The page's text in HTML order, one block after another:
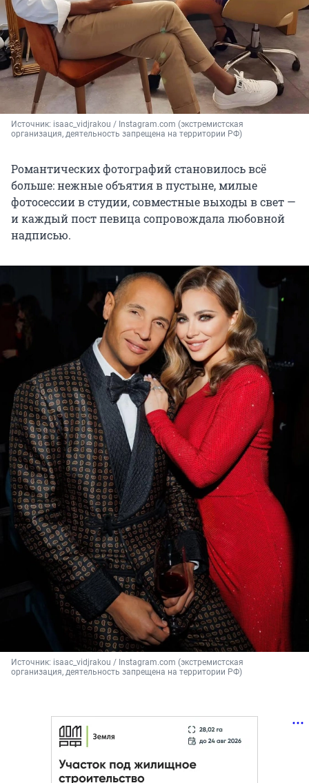
Источник: isaac_vidjrakou / Instagram.com (экстремистская
организация, деятельность запрещена на территории РФ)
Романтических фотографий становилось всё
больше: нежные объятия в пустыне, милые
фотосессии в студии, совместные выходы в свет —
и каждый пост певица сопровождала любовной
надписью.
Источник: isaac_vidjrakou / Instagram.com (экстремистская
организация, деятельность запрещена на территории РФ)